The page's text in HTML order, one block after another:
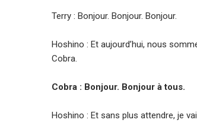
Terry : Bonjour. Bonjour. Bonjour.
Hoshino : Et aujourd’hui, nous
Cobra.
Cobra : Bonjour. Bonjour à tous.
Hoshino : Et sans plus attendre, je